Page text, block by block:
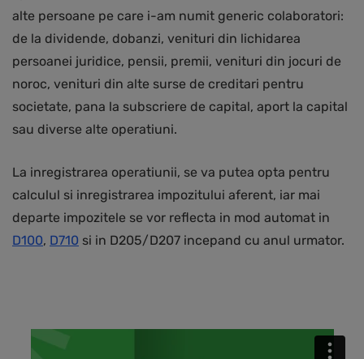
alte persoane pe care i-am numit generic colaboratori:
de la dividende, dobanzi, venituri din lichidarea
persoanei juridice, pensii, premii, venituri din jocuri de
noroc, venituri din alte surse de creditari pentru
societate, pana la subscriere de capital, aport la capital
sau diverse alte operatiuni.
La inregistrarea operatiunii, se va putea opta pentru
calculul si inregistrarea impozitului aferent, iar mai
departe impozitele se vor reflecta in mod automat in
D100, D710 si in D205/D207 incepand cu anul urmator.